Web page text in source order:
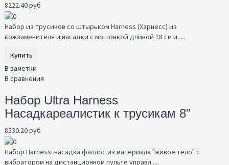
8222.40 руб
Набор из трусиков со штырьком Harness (Харнесс) из
кожзаменителя и насадки с мошонкой длиной 18 см и.....
Купить
В заметки
В сравнения
Набор Ultra Harness
Насадкареалистик к трусикам 8"
8530.20 руб
Набор Harness: насадка фаллос из материала "живое тело" с
вибратором на дистанционном пульте управл.....